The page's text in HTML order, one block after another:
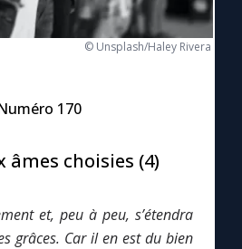
© Unsplash/Haley Rivera
170
âmes choisies (4)
et, peu à peu, s’étendra
grâces. Car il en est du bien